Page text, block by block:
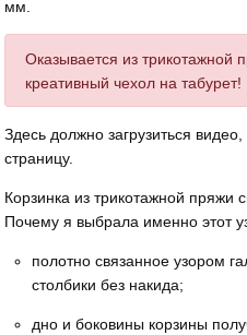
мм.
Оказывается из трикотажной
креативный чехол на табурет!
Здесь должно загрузиться
страницу.
Корзинка из трикотажной пряжи
Почему я выбрала именно этот
полотно связанное узором
столбики без накида;
дно и боковины корзины